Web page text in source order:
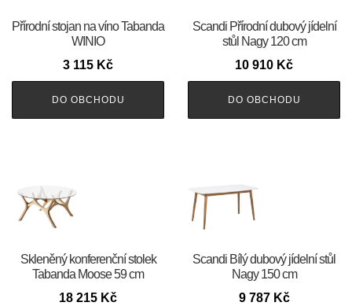
Přírodní stojan na víno Tabanda
WINIO
3 115 Kč
DO OBCHODU
Scandi Přírodní dubový jídelní
stůl Nagy 120 cm
10 910 Kč
DO OBCHODU
Skleněný konferenční stolek
Tabanda Moose 59 cm
18 215 Kč
Scandi Bílý dubový jídelní stůl
Nagy 150 cm
9 787 Kč